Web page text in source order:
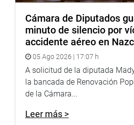
Cámara de Diputados
minuto de silencio por
accidente aéreo en
05 Ago 2026 | 17:07 h
A solicitud de la diputada
la bancada de Renovación
de la Cámara...
Leer más >